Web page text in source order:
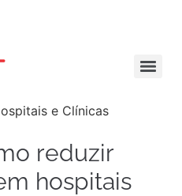
e Clínicas
reduzir
hospitais